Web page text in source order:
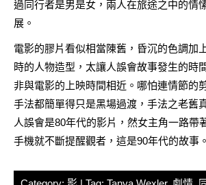
過同行者是男是女，兩人在旅途之中的情
展。
電影的膠片看似相當陳舊，昏沉的色調加
時的人物造型，太讓人誤會故事發生的時
非與電影的上映時間相近。哪怕連情節的
手法都簡單得只是黑場過渡，手法之老舊
人誤會是80年代的影片，然女主角一路帶
手機就不斷提醒觀者，這是90年代的故事。